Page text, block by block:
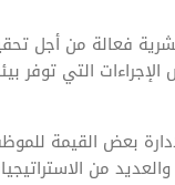
فعالة من أجل
الإجراءات التي
بعض القيمة
والعديد من